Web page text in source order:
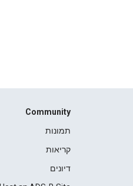
Community
תמונות
קריאות
דיונים